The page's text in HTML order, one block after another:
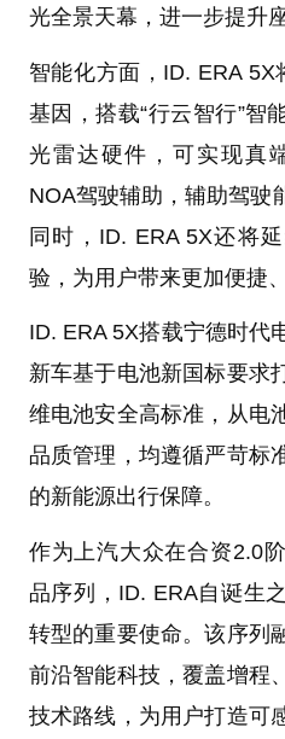
光全景天幕，进一步提升
智能化方面，ID. ERA
基因，搭载“行云智行”智
光雷达硬件，可实现真
NOA驾驶辅助，辅助驾驶
同时，ID. ERA 5X还将
验，为用户带来更加便捷
ID. ERA 5X搭载宁德时代
新车基于电池新国标要求
维电池安全高标准，从电
品质管理，均遵循严苛标
的新能源出行保障。
作为上汽大众在合资2.0
品序列，ID. ERA自诞生
转型的重要使命。该序列
前沿智能科技，覆盖增程
技术路线，为用户打造可